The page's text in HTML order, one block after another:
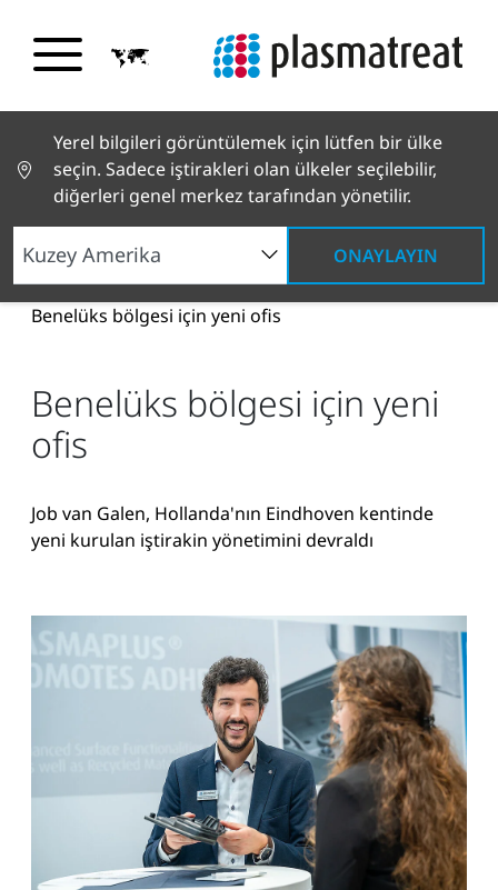
Yerel bilgileri görüntülemek için lütfen bir ülke
seçin. Sadece iştirakleri olan ülkeler seçilebilir,
diğerleri genel merkez tarafından yönetilir.
ONAYLAYIN
Haberler ve Hikayeler
Haberler ve Basın
Benelüks bölgesi için yeni ofis
Benelüks bölgesi için yeni
ofis
Job van Galen, Hollanda'nın Eindhoven kentinde
yeni kurulan iştirakin yönetimini devraldı